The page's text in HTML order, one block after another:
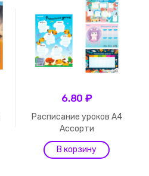
6.80 ₽
Расписание уроков А4
Ассорти